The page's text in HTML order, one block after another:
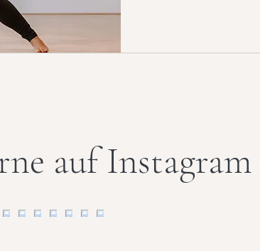
auf Instagram